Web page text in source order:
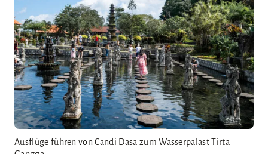
Ausflüge führen von Candi Dasa zum Wasserpalast Tirta